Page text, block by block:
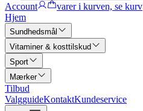
Account
varer i kurven, se kurv
Hjem
Sundhedsmål
Vitaminer & kosttilskud
Sport
Mærker
Tilbud
ValgguideKontaktKundeservice